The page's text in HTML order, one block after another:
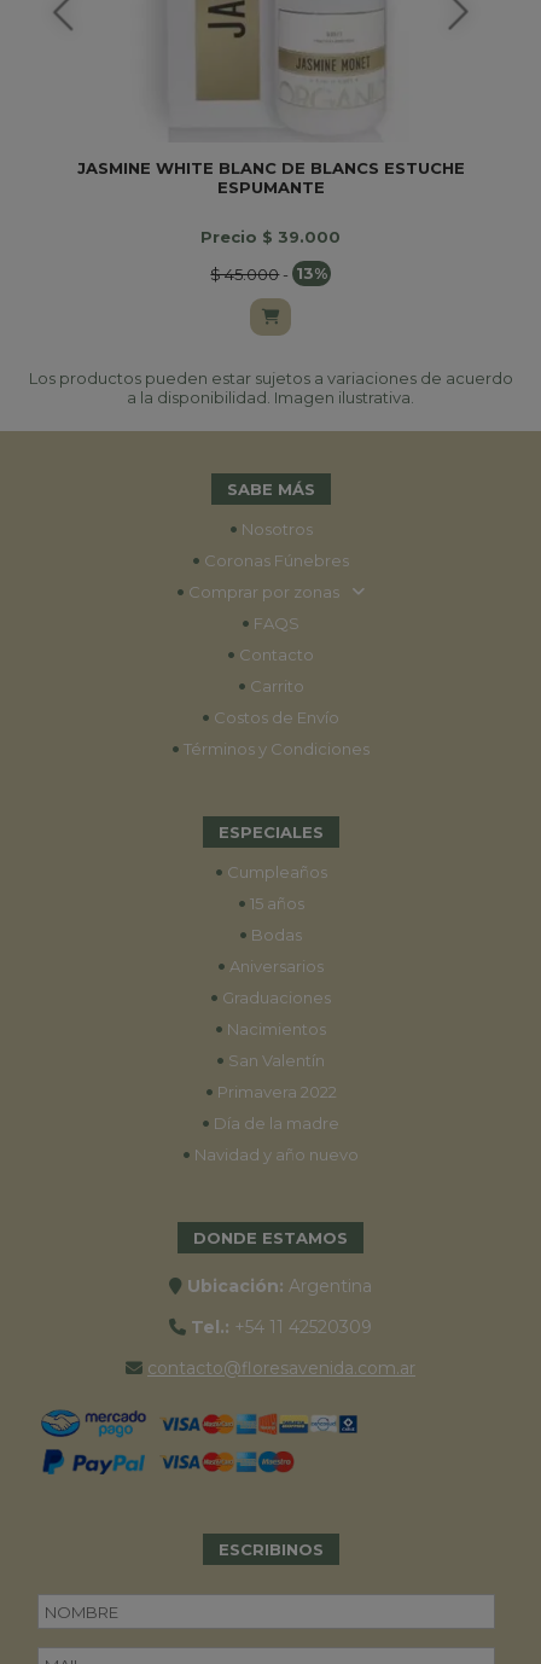
JASMINE WHITE BLANC DE BLANCS ESTUCHE
ESPUMANTE
Precio $ 39.000
$ 45.000- 13%
Los productos pueden estar sujetos a variaciones de acuerdo
a la disponibilidad. Imagen ilustrativa.
SABE MÁS
• Nosotros
• Coronas Fúnebres
• Comprar por zonas
• FAQS
• Contacto
• Carrito
• Costos de Envío
• Términos y Condiciones
ESPECIALES
• Cumpleaños
• 15 años
• Bodas
• Aniversarios
• Graduaciones
• Nacimientos
• San Valentín
• Primavera 2022
• Día de la madre
• Navidad y año nuevo
DONDE ESTAMOS
Ubicación: Argentina
Tel.: +54 11 42520309
contacto@floresavenida.com.ar
ESCRIBINOS